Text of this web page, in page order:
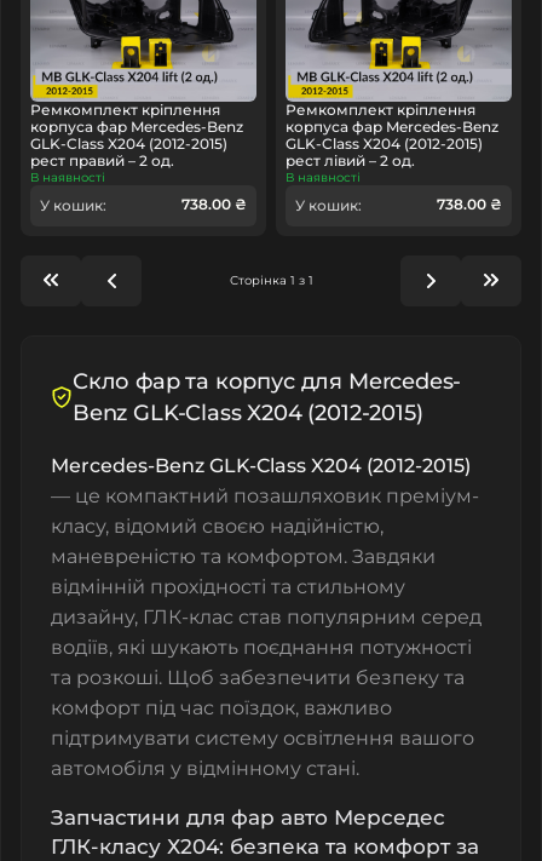
Ремкомплект кріплення
корпуса фар Mercedes-Benz
GLK-Class X204 (2012-2015)
рест правий – 2 од.
В наявності
У кошик: 738.00 ₴
Ремкомплект кріплення
корпуса фар Mercedes-Benz
GLK-Class X204 (2012-2015)
рест лівий – 2 од.
В наявності
У кошик: 738.00 ₴
Сторінка 1 з 1
Скло фар та корпус для Mercedes-
Benz GLK-Class X204 (2012-2015)
Mercedes-Benz GLK-Class X204 (2012-2015)
— це компактний позашляховик преміум-
класу, відомий своєю надійністю,
маневреністю та комфортом. Завдяки
відмінній прохідності та стильному
дизайну, ГЛК-клас став популярним серед
водіїв, які шукають поєднання потужності
та розкоші. Щоб забезпечити безпеку та
комфорт під час поїздок, важливо
підтримувати систему освітлення вашого
автомобіля у відмінному стані.
Запчастини для фар авто Мерседес
ГЛК-класу Х204: безпека та комфорт за